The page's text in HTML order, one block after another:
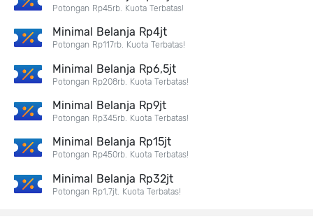
Potongan Rp45rb. Kuota Terbatas!
Minimal Belanja Rp4jt
Potongan Rp117rb. Kuota Terbatas!
Minimal Belanja Rp6,5jt
Potongan Rp208rb. Kuota Terbatas!
Minimal Belanja Rp9jt
Potongan Rp345rb. Kuota Terbatas!
Minimal Belanja Rp15jt
Potongan Rp450rb. Kuota Terbatas!
Minimal Belanja Rp32jt
Potongan Rp1,7jt. Kuota Terbatas!